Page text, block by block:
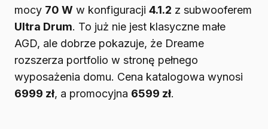
mocy 70 W w konfiguracji 4.1.2 z subwooferem
Ultra Drum. To już nie jest klasyczne małe
AGD, ale dobrze pokazuje, że Dreame
rozszerza portfolio w stronę pełnego
wyposażenia domu. Cena katalogowa wynosi
6999 zł, a promocyjna 6599 zł.